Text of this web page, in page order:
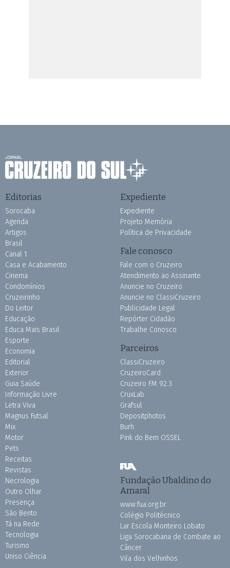
Editorias
Sorocaba
Agenda
Artigos
Brasil
Canal 1
Casa e Acabamento
Cinema
Condomínios
Cruzeirinho
Do Leitor
Educação
Educa Mais Brasil
Esporte
Economia
Editorial
Exterior
Guia Saúde
Informação Livre
Letra Viva
Magnus Futsal
Mix
Motor
Pets
Receitas
Revistas
Necrologia
Outro Olhar
Presença
São Bento
Tá na Rede
Tecnologia
Turismo
Uniso Ciência
Expediente
Expediente
Projeto Memória
Política de Privacidade
Fale conosco
Fale com o Cruzeiro
Atendimento ao Assinante
Anuncie no Cruzeiro
Anuncie no ClassiCruzeiro
Publicidade Legal
Repórter Cidadão
Trabalhe Conosco
Parceiros
ClassiCruzeiro
CruzeiroCard
Cruzeiro FM 92.3
CruxLab
Grafsul
Depositphotos
Burh
Pink do Bem OSSEL
Fundação Ubaldino do
Amaral
www.fua.org.br
Colégio Politécnico
Lar Escola Monteiro Lobato
Liga Sorocabana de Combate ao
Câncer
Vila dos Velhinhos